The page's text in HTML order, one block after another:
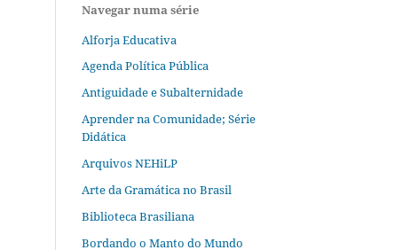
Navegar numa série
Alforja Educativa
Agenda Política Pública
Antiguidade e Subalternidade
Aprender na Comunidade; Série
Didática
Arquivos NEHiLP
Arte da Gramática no Brasil
Biblioteca Brasiliana
Bordando o Manto do Mundo